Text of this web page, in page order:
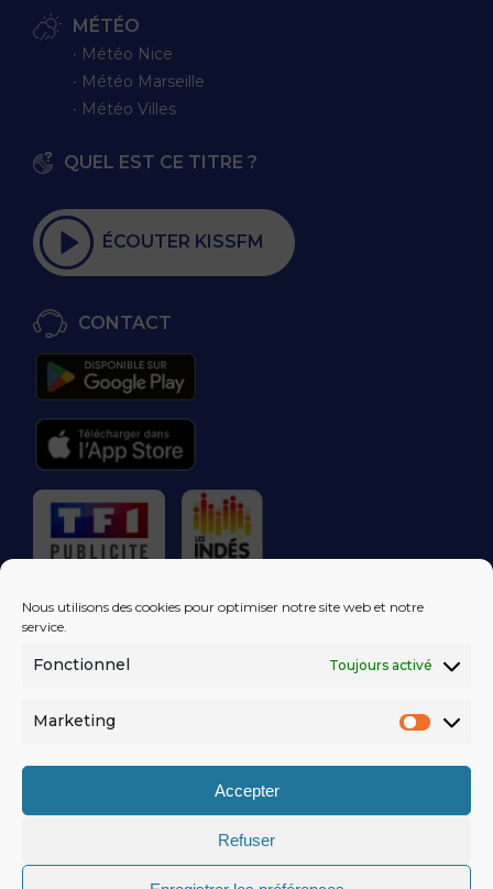
Nous utilisons des cookies pour optimiser notre site web et notre
service.
Fonctionnel Toujours activé
Marketing
Accepter
Refuser
MÉTÉO
∙ Météo Nice
∙ Météo Marseille
∙ Météo Villes
QUEL EST CE TITRE ?
ÉCOUTER KISSFM
CONTACT
RÉGIE PUBLICITAIRE
LES EXCLUS
DANS VOTRE
MENTIONS LÉGALES